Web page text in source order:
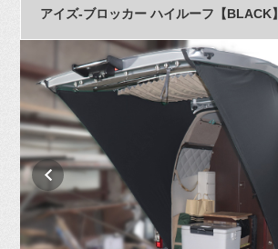
アイズ-ブロッカー ハイルーフ【BLACK】